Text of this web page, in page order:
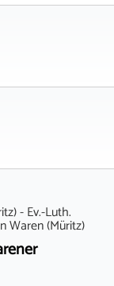
- Ev.-Luth.
Waren (Müritz)